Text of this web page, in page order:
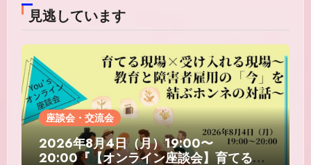
見逃しています
座談会・交流会
2026年8月4日（月）19:00〜
20:00『【オンライン座談会】育てる現